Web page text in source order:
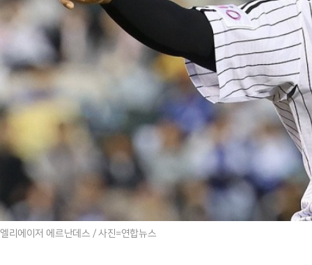
엘리에이저 에르난데스 / 사진=연합뉴스